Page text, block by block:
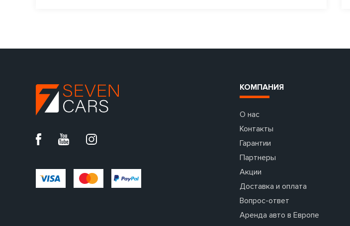
КОМПАНИЯ
О нас
Контакты
Гарантии
Партнеры
Акции
Доставка и оплата
Вопрос-ответ
Аренда авто в Европе